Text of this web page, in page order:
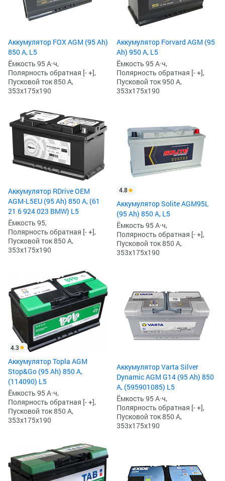
Аккумулятор FOX AGM (95 Ah)
850 А, L5
Ёмкость 95 А·ч,
Полярность обратная [- +],
Пусковой ток 850 А,
353x175x190
Аккумулятор Forvard AGM (95
Ah) 950 А, L5
Ёмкость 95 А·ч,
Полярность обратная [- +],
Пусковой ток 950 А,
353x175x190
Аккумулятор RDrive OEM
AGM-L5EU (95 Ah) 850 А, (61
21 6 924 023 BMW) L5
Ёмкость 95,
Полярность обратная [- +],
Пусковой ток 850 А,
353x175x190
4.8
Аккумулятор Solite AGM95L
(95 Ah) 850 А, L5
Ёмкость 95 А·ч,
Полярность обратная [- +],
Пусковой ток 850 А,
353x175x190
4.3
Аккумулятор Topla AGM
Stop&Go (95 Ah) 850 А,
(114090) L5
Ёмкость 95 А·ч,
Полярность обратная [- +],
Пусковой ток 850 А,
353x175x190
Аккумулятор Varta Silver
Dynamic AGM G14 (95 Ah) 850
А, (595901085) L5
Ёмкость 95 А·ч,
Полярность обратная [- +],
Пусковой ток 850 А,
353x175x190